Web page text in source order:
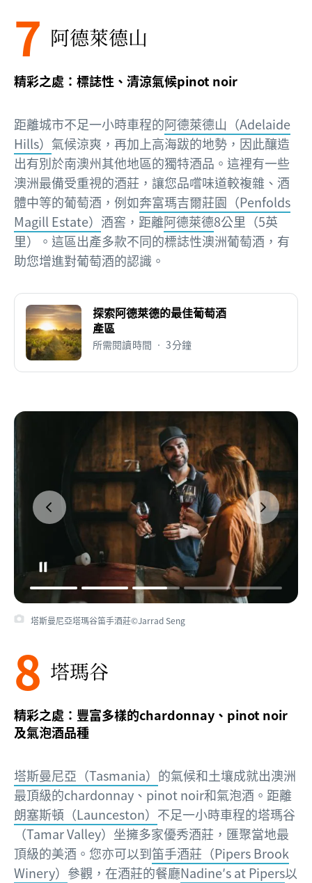
7 阿德萊德山
精彩之處：標誌性、清涼氣候pinot noir
距離城市不足一小時車程的阿德萊德山（Adelaide
Hills） 氣候涼爽，再加上高海跋的地勢，因此釀造
出有別於南澳州其他地區的獨特酒品。這裡有一些
澳洲最備受重視的酒莊，讓您品嚐味道較複雜、酒
體中等的葡萄酒，例如奔富瑪吉爾莊園（Penfolds
Magill Estate） 酒窖，距離阿德萊德8公里（5英
里）。這區出產多款不同的標誌性澳洲葡萄酒，有
助您增進對葡萄酒的認識。
探索阿德萊德的最佳葡萄酒
產區
所需閱讀時間 • 3分鐘
塔斯曼尼亞塔瑪谷笛手酒莊©Jarrad Seng
8 塔瑪谷
精彩之處：豐富多樣的chardonnay、pinot noir
及氣泡酒品種
塔斯曼尼亞（Tasmania） 的氣候和土壤成就出澳洲
最頂級的chardonnay、pinot noir和氣泡酒。距離
朗塞斯頓（Launceston） 不足一小時車程的塔瑪谷
（Tamar Valley）坐擁多家優秀酒莊，匯聚當地最
頂級的美酒。您亦可以到笛手酒莊（Pipers Brook
Winery） 參觀，在酒莊的餐廳Nadine′s at Pipers以